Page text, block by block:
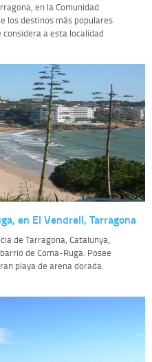
en la Comunidad
los destinos más populares
a esta localidad
en El Vendrell, Tarragona
de Tarragona, Catalunya,
de Coma-Ruga. Posee
playa de arena dorada.